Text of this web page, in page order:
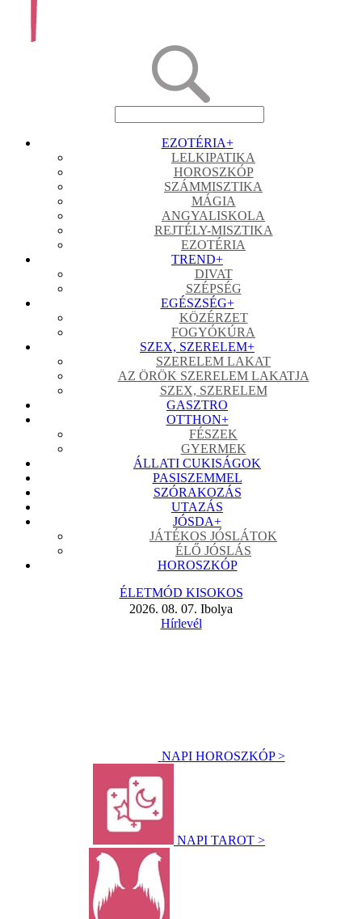
EZOTÉRIA+
LELKIPATIKA
HOROSZKÓP
SZÁMMISZTIKA
MÁGIA
ANGYALISKOLA
REJTÉLY-MISZTIKA
EZOTÉRIA
TREND+
DIVAT
SZÉPSÉG
EGÉSZSÉG+
KÖZÉRZET
FOGYÓKÚRA
SZEX, SZERELEM+
SZERELEM LAKAT
AZ ÖRÖK SZERELEM LAKATJA
SZEX, SZERELEM
GASZTRO
OTTHON+
FÉSZEK
GYERMEK
ÁLLATI CUKISÁGOK
PASISZEMMEL
SZÓRAKOZÁS
UTAZÁS
JÓSDA+
JÁTÉKOS JÓSLÁTOK
ÉLŐ JÓSLÁS
HOROSZKÓP
ÉLETMÓD KISOKOS
2026. 08. 07. Ibolya
Hírlevél
NAPI HOROSZKÓP >
NAPI TAROT >